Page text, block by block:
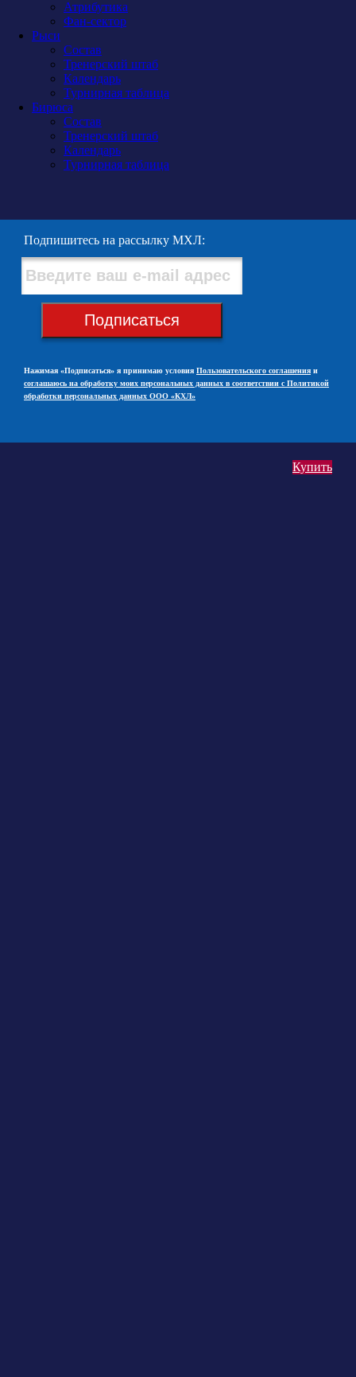
Купить
Атрибутика
Фан-сектор
Рыси
Состав
Тренерский штаб
Календарь
Турнирная таблица
Бирюса
Состав
Тренерский штаб
Календарь
Турнирная таблица
Подпишитесь на рассылку МХЛ:
Подписаться
Нажимая «Подписаться» я принимаю условия Пользовательского соглашения и
соглашаюсь на обработку моих персональных данных в соответствии с Политикой
обработки персональных данных ООО «КХЛ»